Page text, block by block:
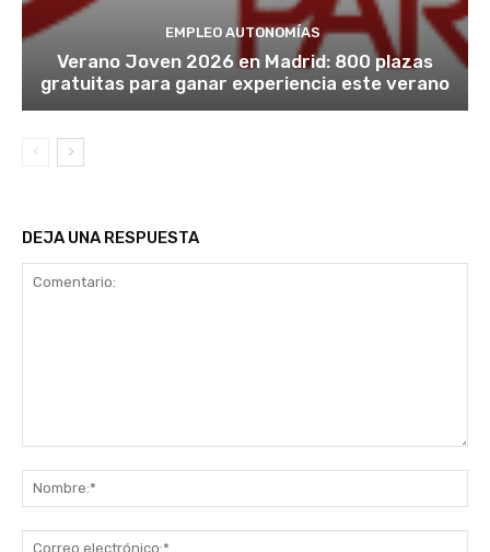
EMPLEO AUTONOMÍAS
Verano Joven 2026 en Madrid: 800 plazas
gratuitas para ganar experiencia este verano
DEJA UNA RESPUESTA